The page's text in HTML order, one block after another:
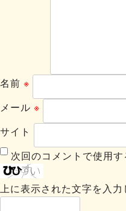
名前 ※
メール ※
サイト
次回のコメントで使用
上に表示された文字を入力